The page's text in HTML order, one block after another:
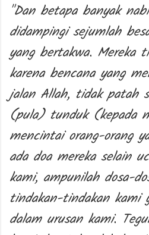
"Dan betapa banyak
didampingi sejumlah
yang bertakwa. Mereka
karena bencana yang
jalan Allah, tidak patah
(pula) tunduk (kepada
mencintai orang-orang
ada doa mereka selain
kami, ampunilah dosa-
tindakan-tindakan kami
dalam urusan kami.